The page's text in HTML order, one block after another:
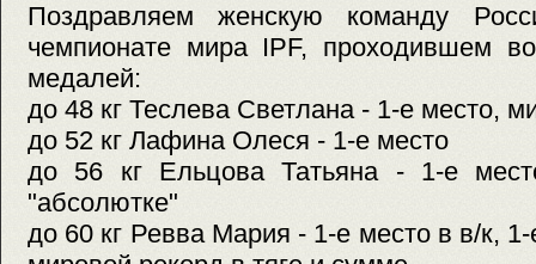
Поздравляем женскую команду
чемпионате мира IPF, проходившем
медалей:
до 48 кг Теслева Светлана - 1-е место,
до 52 кг Лафина Олеся - 1-е место
до 56 кг Ельцова Татьяна - 1-е
"абсолютке"
до 60 кг Ревва Мария - 1-е место в в/к,